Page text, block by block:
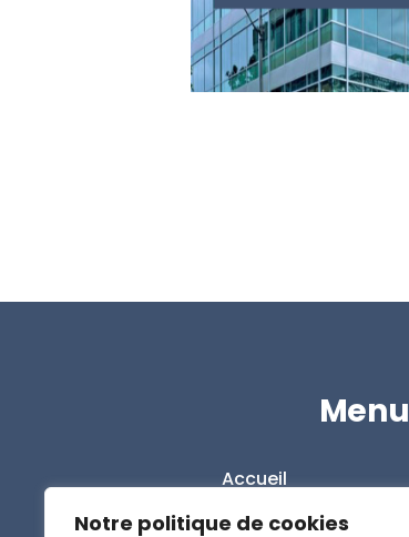
Notre politique de cookies
Menu
Accueil
L’entreprise